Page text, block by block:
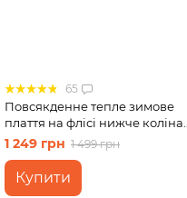
65
Повсякденне тепле зимове
плаття на флісі нижче коліна
сірий Merlini Валанс
700001023, розмір 46-48 (L-XL)
1 249 грн 1 499 грн
Купити